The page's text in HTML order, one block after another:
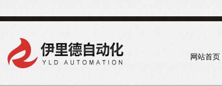
网站首页